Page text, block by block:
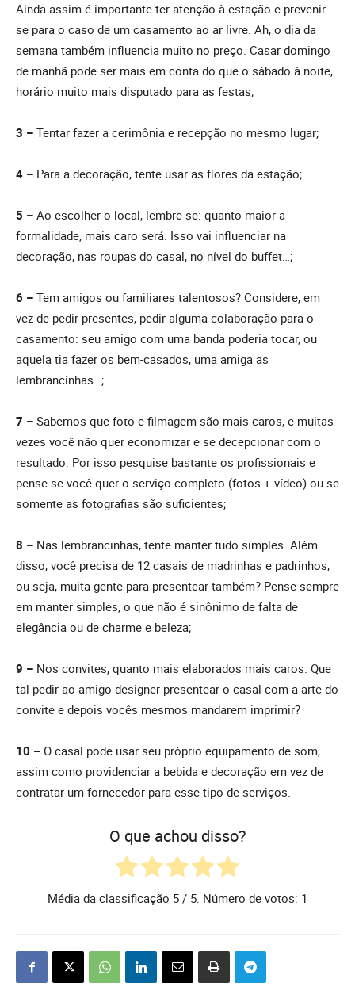
Ainda assim é importante ter atenção à estação e prevenir-
se para o caso de um casamento ao ar livre. Ah, o dia da
semana também influencia muito no preço. Casar domingo
de manhã pode ser mais em conta do que o sábado à noite,
horário muito mais disputado para as festas;
3 – Tentar fazer a cerimônia e recepção no mesmo lugar;
4 – Para a decoração, tente usar as flores da estação;
5 – Ao escolher o local, lembre-se: quanto maior a
formalidade, mais caro será. Isso vai influenciar na
decoração, nas roupas do casal, no nível do buffet…;
6 – Tem amigos ou familiares talentosos? Considere, em
vez de pedir presentes, pedir alguma colaboração para o
casamento: seu amigo com uma banda poderia tocar, ou
aquela tia fazer os bem-casados, uma amiga as
lembrancinhas…;
7 – Sabemos que foto e filmagem são mais caros, e muitas
vezes você não quer economizar e se decepcionar com o
resultado. Por isso pesquise bastante os profissionais e
pense se você quer o serviço completo (fotos + vídeo) ou se
somente as fotografias são suficientes;
8 – Nas lembrancinhas, tente manter tudo simples. Além
disso, você precisa de 12 casais de madrinhas e padrinhos,
ou seja, muita gente para presentear também? Pense sempre
em manter simples, o que não é sinônimo de falta de
elegância ou de charme e beleza;
9 – Nos convites, quanto mais elaborados mais caros. Que
tal pedir ao amigo designer presentear o casal com a arte do
convite e depois vocês mesmos mandarem imprimir?
10 – O casal pode usar seu próprio equipamento de som,
assim como providenciar a bebida e decoração em vez de
contratar um fornecedor para esse tipo de serviços.
O que achou disso?
Média da classificação 5 / 5. Número de votos: 1